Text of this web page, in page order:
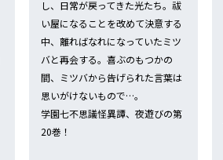
し、日常が戻ってきた光たち。祓
い屋になることを改めて決意する
中、離ればなれになっていたミツ
バと再会する。喜ぶのもつかの
間、ミツバから告げられた言葉は
思いがけないもので…。
学園七不思議怪異譚、夜遊びの第
20巻！